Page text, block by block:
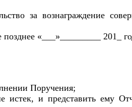
за вознаграждение
«___»_________ 201_
Поручения;
истек, и представить